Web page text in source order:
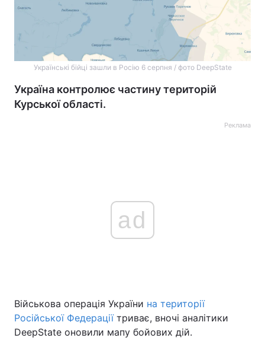
Українські бійці зашли в Росію 6 серпня / фото DeepState
Україна контролює частину територій
Курської області.
Реклама
ad
Військова операція України на території
Російської Федераціїтриває, вночі аналітики
DeepState оновили мапу бойових дій.